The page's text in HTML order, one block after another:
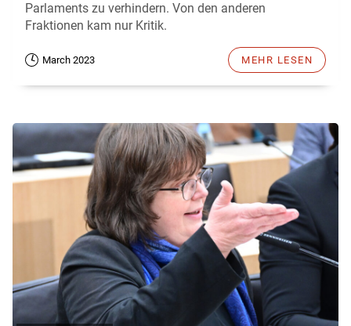
Parlaments zu verhindern. Von den anderen
Fraktionen kam nur Kritik.
March 2023 MEHR LESEN